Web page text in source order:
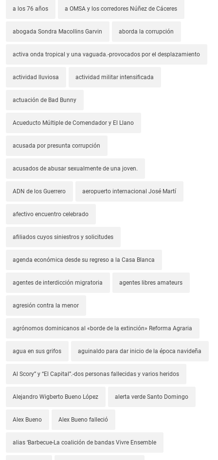
a los 76 años a OMSA y los corredores Núñez de Cáceres
abogada Sondra Macollins Garvin aborda la corrupción
activa onda tropical y una vaguada.-provocados por el desplazamiento
actividad lluviosa actividad militar intensificada
actuación de Bad Bunny
Acueducto Múltiple de Comendador y El Llano
acusada por presunta corrupción
acusados de abusar sexualmente de una joven.
ADN de los Guerrero aeropuerto internacional José Martí
afectivo encuentro celebrado
afiliados cuyos siniestros y solicitudes
agenda económica desde su regreso a la Casa Blanca
agentes de interdicción migratoria agentes libres amateurs
agresión contra la menor
agrónomos dominicanos al «borde de la extinción» Reforma Agraria
agua en sus grifos aguinaldo para dar inicio de la época navideña
Al Scory” y “El Capital”.-dos personas fallecidas y varios heridos
Alejandro Wigberto Bueno López alerta verde Santo Domingo
Alex Bueno Alex Bueno falleció
alias ‘Barbecue-La coalición de bandas Vivre Ensemble